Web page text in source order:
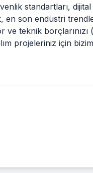
standartları,
en son endüstri
teknik borçlarınızı
projeleriniz için